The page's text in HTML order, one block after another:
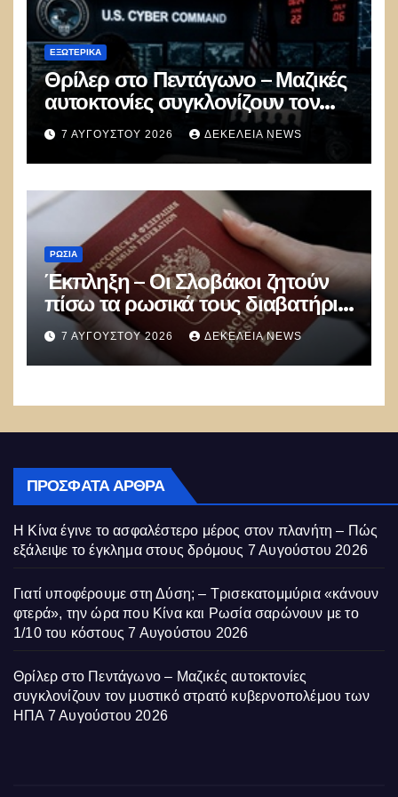
ΕΞΩΤΕΡΙΚΑ
Θρίλερ στο Πεντάγωνο – Μαζικές
αυτοκτονίες συγκλονίζουν τον
μυστικό στρατό κυβερνοπολέμου
των ΗΠΑ
7 ΑΥΓΟΎΣΤΟΥ 2026 ΔΕΚΈΛΕΙΑ NEWS
ΡΩΣΊΑ
Έκπληξη – Οι Σλοβάκοι ζητούν
πίσω τα ρωσικά τους διαβατήρια
– Βουνό τα αιτήματα
7 ΑΥΓΟΎΣΤΟΥ 2026 ΔΕΚΈΛΕΙΑ NEWS
ΠΡΌΣΦΑΤΑ ΆΡΘΡΑ
Η Κίνα έγινε το ασφαλέστερο μέρος στον πλανήτη – Πώς
εξάλειψε το έγκλημα στους δρόμους 7 Αυγούστου 2026
Γιατί υποφέρουμε στη Δύση; – Τρισεκατομμύρια «κάνουν
φτερά», την ώρα που Κίνα και Ρωσία σαρώνουν με το
1/10 του κόστους 7 Αυγούστου 2026
Θρίλερ στο Πεντάγωνο – Μαζικές αυτοκτονίες
συγκλονίζουν τον μυστικό στρατό κυβερνοπολέμου των
ΗΠΑ 7 Αυγούστου 2026